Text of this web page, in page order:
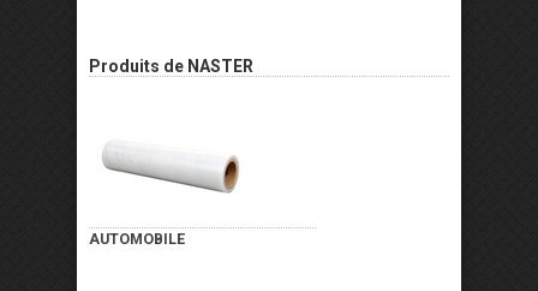
Produits de NASTER
AUTOMOBILE